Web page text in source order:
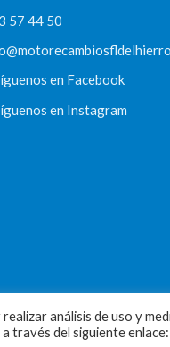
57 44 50
en Facebook
en Instagram
análisis de uso y
través del siguiente enlace: